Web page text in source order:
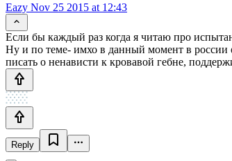
Eazy Nov 25 2015 at 12:43
Если бы каждый раз когда я читаю про
Ну и по теме- имхо в данный момент в россии
писать о ненависти к кровавой гебне,
Reply